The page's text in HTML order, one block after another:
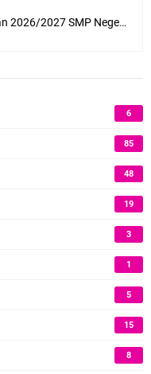
Info Seputar SPMB Tahun Ajaran 2026/2027 SMP Negeri 1 Trangkil
6
85
48
19
3
1
5
15
8